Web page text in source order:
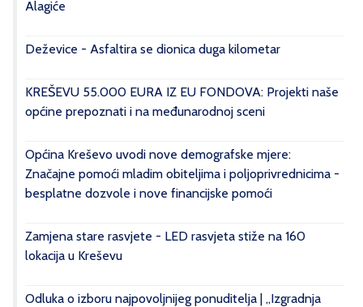
Alagiće
Deževice - Asfaltira se dionica duga kilometar
KREŠEVU 55.000 EURA IZ EU FONDOVA: Projekti naše
općine prepoznati i na međunarodnoj sceni
Općina Kreševo uvodi nove demografske mjere:
Značajne pomoći mladim obiteljima i poljoprivrednicima -
besplatne dozvole i nove financijske pomoći
Zamjena stare rasvjete - LED rasvjeta stiže na 160
lokacija u Kreševu
Odluka o izboru najpovoljnijeg ponuditelja | „Izgradnja